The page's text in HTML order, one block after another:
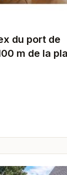
du port de
m de la